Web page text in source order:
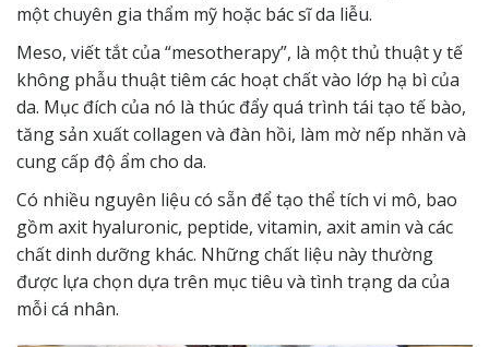
một chuyên gia thẩm mỹ hoặc bác sĩ da liễu.
Meso, viết tắt của “mesotherapy”, là một thủ thuật y tế
không phẫu thuật tiêm các hoạt chất vào lớp hạ bì của
da. Mục đích của nó là thúc đẩy quá trình tái tạo tế bào,
tăng sản xuất collagen và đàn hồi, làm mờ nếp nhăn và
cung cấp độ ẩm cho da.
Có nhiều nguyên liệu có sẵn để tạo thể tích vi mô, bao
gồm axit hyaluronic, peptide, vitamin, axit amin và các
chất dinh dưỡng khác. Những chất liệu này thường
được lựa chọn dựa trên mục tiêu và tình trạng da của
mỗi cá nhân.